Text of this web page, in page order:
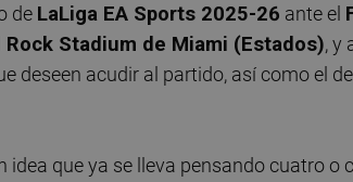
de LaLiga EA Sports 2025-26 ante el
Rock Stadium de Miami (Estados), y
deseen acudir al partido, así como el
idea que ya se lleva pensando cuatro